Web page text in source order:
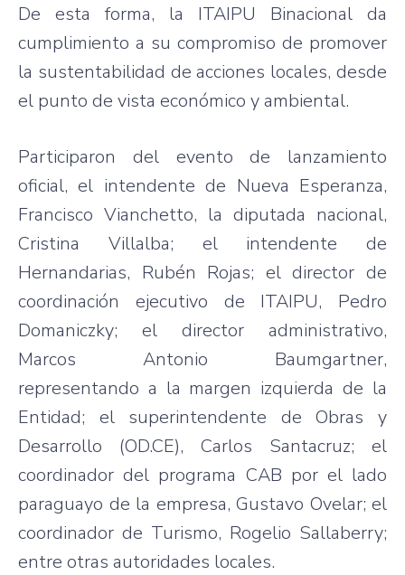
De esta forma, la ITAIPU Binacional da
cumplimiento a su compromiso de promover
la sustentabilidad de acciones locales, desde
el punto de vista económico y ambiental.
Participaron del evento de lanzamiento
oficial, el intendente de Nueva Esperanza,
Francisco Vianchetto, la diputada nacional,
Cristina Villalba; el intendente de
Hernandarias, Rubén Rojas; el director de
coordinación ejecutivo de ITAIPU, Pedro
Domaniczky; el director administrativo,
Marcos Antonio Baumgartner,
representando a la margen izquierda de la
Entidad; el superintendente de Obras y
Desarrollo (OD.CE), Carlos Santacruz; el
coordinador del programa CAB por el lado
paraguayo de la empresa, Gustavo Ovelar; el
coordinador de Turismo, Rogelio Sallaberry;
entre otras autoridades locales.